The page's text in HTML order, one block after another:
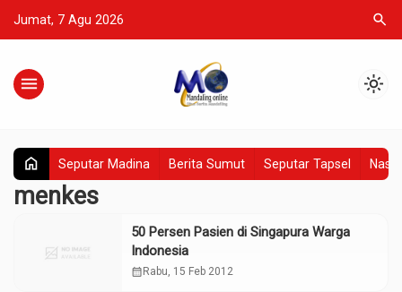
Jumat, 7 Agu 2026 search
menu light_mode
home Seputar Madina Berita Sumut Seputar Tapsel
menkes
50 Persen Pasien di Singapura Warga
Indonesia
calendar_month Rabu, 15 Feb 2012